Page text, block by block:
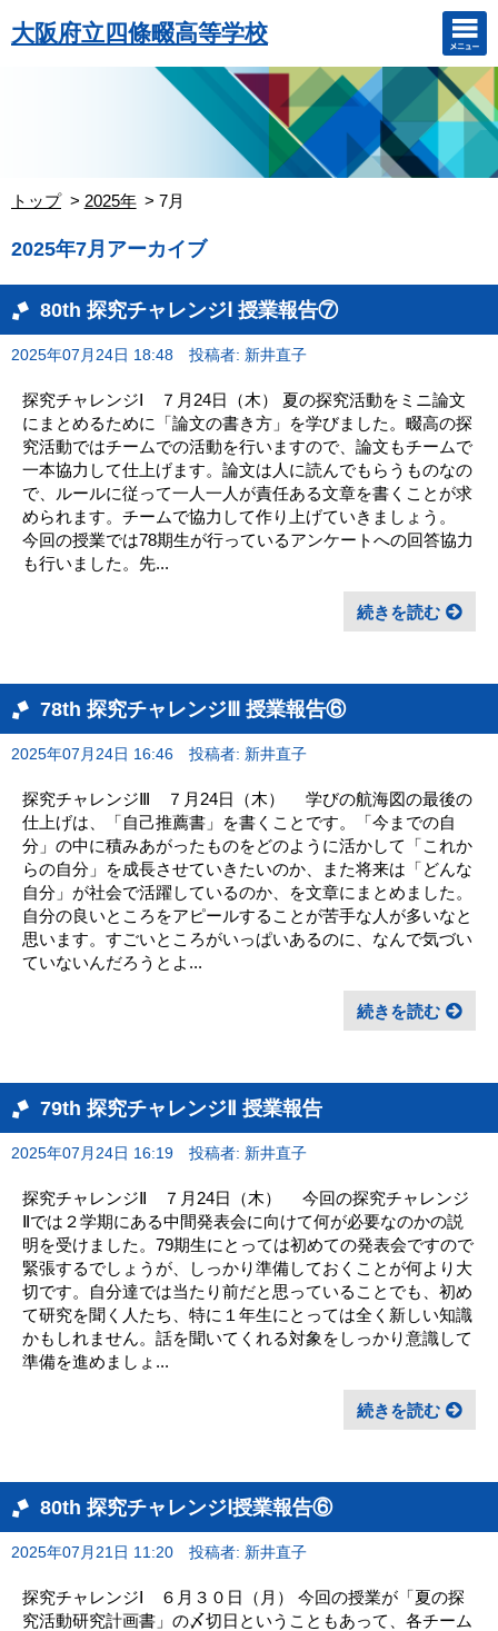
大阪府立四條畷高等学校
トップ 2025年 7月
2025年7月アーカイブ
80th 探究チャレンジⅠ 授業報告⑦
2025年07月24日 18:48 投稿者: 新井直子
探究チャレンジⅠ ７月24日（木） 夏の探究活動をミニ論文
にまとめるために「論文の書き方」を学びました。畷高の探
究活動ではチームでの活動を行いますので、論文もチームで
一本協力して仕上げます。論文は人に読んでもらうものなの
で、ルールに従って一人一人が責任ある文章を書くことが求
められます。チームで協力して作り上げていきましょう。
今回の授業では78期生が行っているアンケートへの回答協力
も行いました。先...
続きを読む
78th 探究チャレンジⅢ 授業報告⑥
2025年07月24日 16:46 投稿者: 新井直子
探究チャレンジⅢ ７月24日（木） 学びの航海図の最後の
仕上げは、「自己推薦書」を書くことです。「今までの自
分」の中に積みあがったものをどのように活かして「これか
らの自分」を成長させていきたいのか、また将来は「どんな
自分」が社会で活躍しているのか、を文章にまとめました。
自分の良いところをアピールすることが苦手な人が多いなと
思います。すごいところがいっぱいあるのに、なんで気づい
ていないんだろうとよ...
続きを読む
79th 探究チャレンジⅡ 授業報告
2025年07月24日 16:19 投稿者: 新井直子
探究チャレンジⅡ ７月24日（木） 今回の探究チャレンジ
Ⅱでは２学期にある中間発表会に向けて何が必要なのかの説
明を受けました。79期生にとっては初めての発表会ですので
緊張するでしょうが、しっかり準備しておくことが何より大
切です。自分達では当たり前だと思っていることでも、初め
て研究を聞く人たち、特に１年生にとっては全く新しい知識
かもしれません。話を聞いてくれる対象をしっかり意識して
準備を進めましょ...
続きを読む
80th 探究チャレンジⅠ授業報告⑥
2025年07月21日 11:20 投稿者: 新井直子
探究チャレンジⅠ ６月３０日（月） 今回の授業が「夏の探
究活動研究計画書」の〆切日ということもあって、各チーム